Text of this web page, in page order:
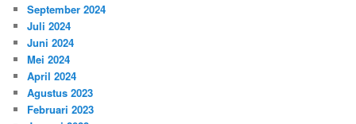
September 2024
Juli 2024
Juni 2024
Mei 2024
April 2024
Agustus 2023
Februari 2023